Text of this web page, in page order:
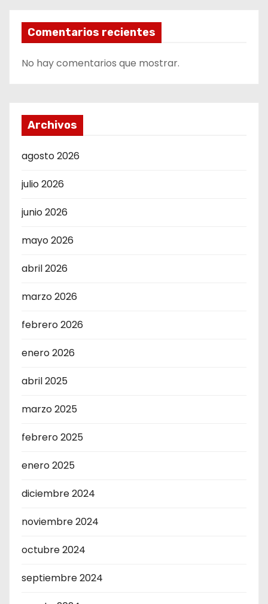
Comentarios recientes
No hay comentarios que mostrar.
Archivos
agosto 2026
julio 2026
junio 2026
mayo 2026
abril 2026
marzo 2026
febrero 2026
enero 2026
abril 2025
marzo 2025
febrero 2025
enero 2025
diciembre 2024
noviembre 2024
octubre 2024
septiembre 2024